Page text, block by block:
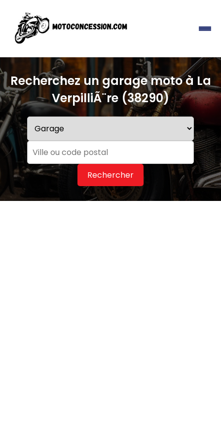
Recherchez un garage moto à La
VerpilliÃ¨re (38290)
Rechercher